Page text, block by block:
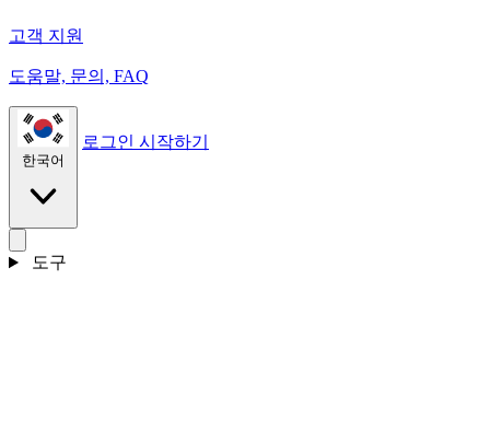
고객 지원
도움말, 문의, FAQ
한국어
로그인 시작하기
도구